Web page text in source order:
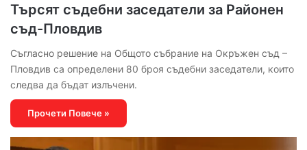
Търсят съдебни заседатели за Районен
съд-Пловдив
Съгласно решение на Общото събрание на Окръжен съд –
Пловдив са определени 80 броя съдебни заседатели, които
следва да бъдат излъчени.
Прочети Повече »